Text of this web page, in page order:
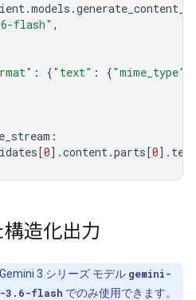
.models .
flash" ,
: {"text" : {"mime_type"
:
[0] .content.parts[0] . text
造化出力
3 シリーズ モデル gemini-
3.6-flash でのみ使用できます。